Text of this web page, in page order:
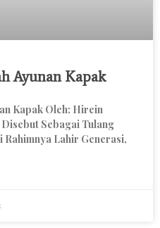
Ayunan Kapak
Kapak Oleh: Hirein
Sebagai Tulang
Lahir Generasi,